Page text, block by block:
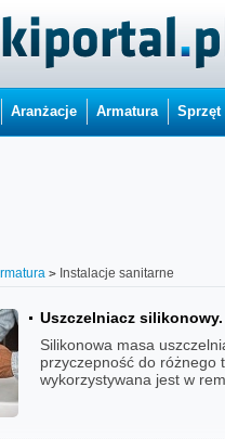
Aranżacje Armatura Sprzęt
Instalacje sanitarne
Uszczelniacz
Silikonowa masa
przyczepność do różnego
wykorzystywana jest w